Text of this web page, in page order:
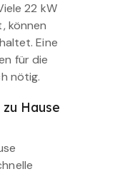
22 kW
können
Eine
für die
nötig.
Hause